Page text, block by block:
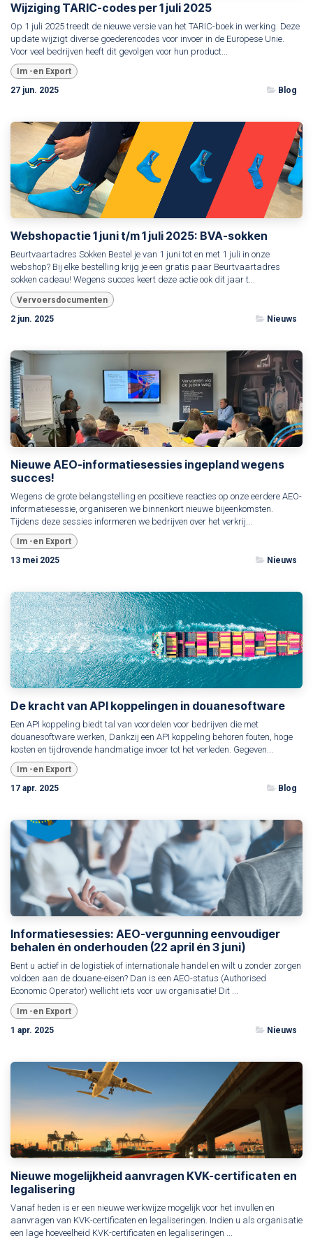
Wijziging TARIC-codes per 1 juli 2025
Op 1 juli 2025 treedt de nieuwe versie van het TARIC-boek in werking. Deze
update wijzigt diverse goederencodes voor invoer in de Europese Unie.
Voor veel bedrijven heeft dit gevolgen voor hun product...
Im -en Export
27 jun. 2025
Blog
Webshopactie 1 juni t/m 1 juli 2025: BVA-sokken
Beurtvaartadres Sokken Bestel je van 1 juni tot en met 1 juli in onze
webshop? Bij elke bestelling krijg je een gratis paar Beurtvaartadres
sokken cadeau! Wegens succes keert deze actie ook dit jaar t...
Vervoersdocumenten
2 jun. 2025
Nieuws
Nieuwe AEO-informatiesessies ingepland wegens
succes!
Wegens de grote belangstelling en positieve reacties op onze eerdere AEO-
informatiesessie, organiseren we binnenkort nieuwe bijeenkomsten.
Tijdens deze sessies informeren we bedrijven over het verkrij...
Im -en Export
13 mei 2025
Nieuws
De kracht van API koppelingen in douanesoftware
Een API koppeling biedt tal van voordelen voor bedrijven die met
douanesoftware werken, Dankzij een API koppeling behoren fouten, hoge
kosten en tijdrovende handmatige invoer tot het verleden. Gegeven...
Im -en Export
17 apr. 2025
Blog
Informatiesessies: AEO-vergunning eenvoudiger
behalen én onderhouden (22 april én 3 juni)
Bent u actief in de logistiek of internationale handel en wilt u zonder zorgen
voldoen aan de douane-eisen? Dan is een AEO-status (Authorised
Economic Operator) wellicht iets voor uw organisatie! Dit ...
Im -en Export
1 apr. 2025
Nieuws
Nieuwe mogelijkheid aanvragen KVK-certificaten en
legalisering
Vanaf heden is er een nieuwe werkwijze mogelijk voor het invullen en
aanvragen van KVK-certificaten en legaliseringen. Indien u als organisatie
een lage hoeveelheid KVK-certificaten en legaliseringen ...